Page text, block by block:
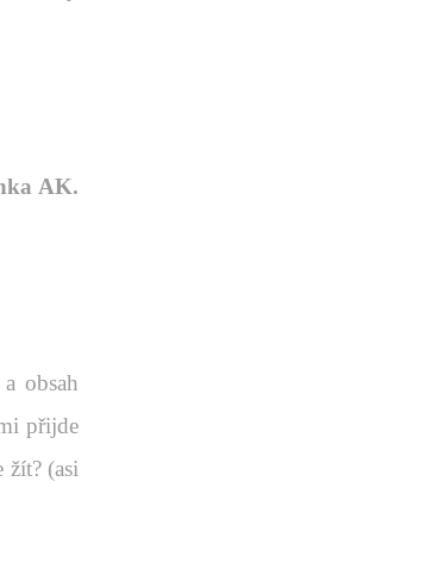
AK.
obsah
přijde
žít? (asi